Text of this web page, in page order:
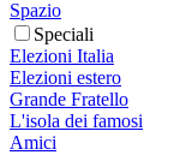
Spazio
Speciali
Elezioni Italia
Elezioni estero
Grande Fratello
L'isola dei famosi
Amici